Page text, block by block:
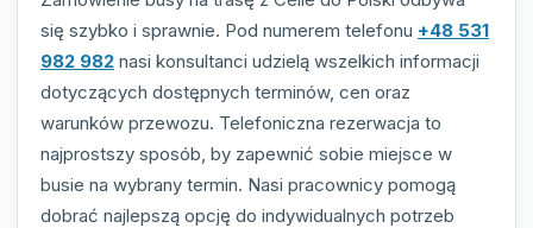
się szybko i sprawnie. Pod numerem telefonu +48 531
982 982 nasi konsultanci udzielą wszelkich informacji
dotyczących dostępnych terminów, cen oraz
warunków przewozu. Telefoniczna rezerwacja to
najprostszy sposób, by zapewnić sobie miejsce w
busie na wybrany termin. Nasi pracownicy pomogą
dobrać najlepszą opcję do indywidualnych potrzeb